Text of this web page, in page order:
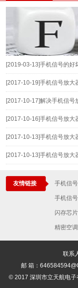
[2019-03-13]手机信号的好
[2017-10-19]手机信号放大
[2017-10-17]解决手机信号
[2017-10-16]手机信号放大
[2017-10-13]手机信号放大
[2017-10-13]手机信号放大
友情链接 手机信
手机信
闪存芯片
精密空调
联系
邮 箱：
© 2017 深圳市立天航电子